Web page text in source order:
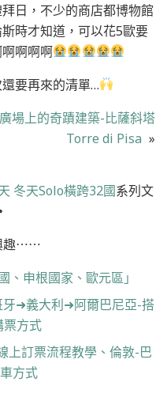
日，不少的商店都博物館
時才知道，可以花5歐要
啊啊啊
要再來的清單…
場上的奇蹟建築-比薩斜塔
Torre di Pisa »
冬天Solo橫跨32國系列文
趣⋯⋯
、申根國家、歐元區」
➜義大利➜阿爾巴尼亞-搭
票方式
上訂票流程教學、倫敦-巴
方式